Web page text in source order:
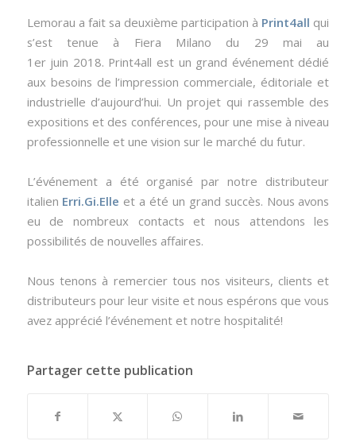
Lemorau a fait sa deuxième participation à Print4all qui
s’est tenue à Fiera Milano du 29 mai au
1er juin 2018. Print4all est un grand événement dédié
aux besoins de l’impression commerciale, éditoriale et
industrielle d’aujourd’hui. Un projet qui rassemble des
expositions et des conférences, pour une mise à niveau
professionnelle et une vision sur le marché du futur.
L’événement a été organisé par notre distributeur
italien Erri.Gi.Elle et a été un grand succès. Nous avons
eu de nombreux contacts et nous attendons les
possibilités de nouvelles affaires.
Nous tenons à remercier tous nos visiteurs, clients et
distributeurs pour leur visite et nous espérons que vous
avez apprécié l’événement et notre hospitalité!
Partager cette publication